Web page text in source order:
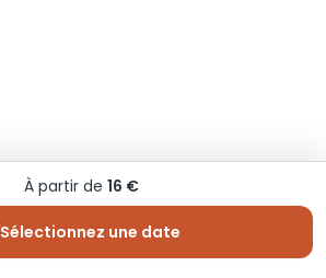
À partir de 16 €
Sélectionnez une date